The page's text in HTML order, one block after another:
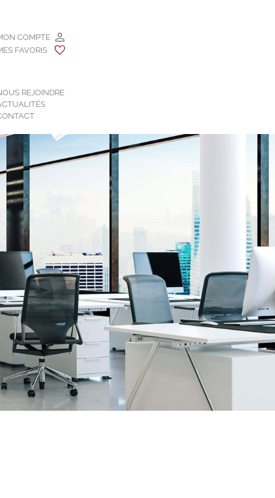
COMPTE
FAVORIS
REJOINDRE